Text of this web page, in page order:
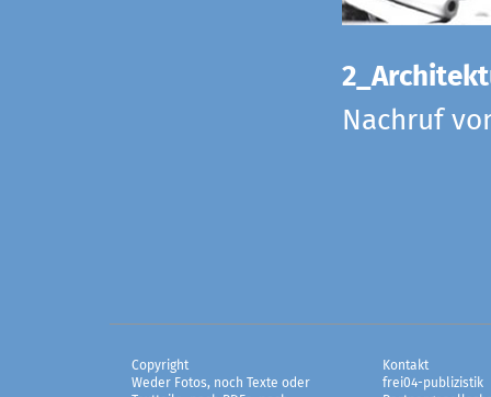
Nachruf
Copyright
Weder Fotos, noch Texte oder
Kontakt
frei04-publizistik